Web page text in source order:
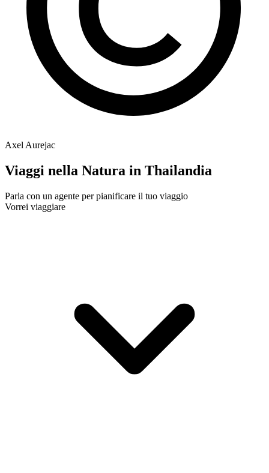
Axel Aurejac
Viaggi nella Natura in Thailandia
Parla con un agente per pianificare il tuo viaggio
Vorrei viaggiare